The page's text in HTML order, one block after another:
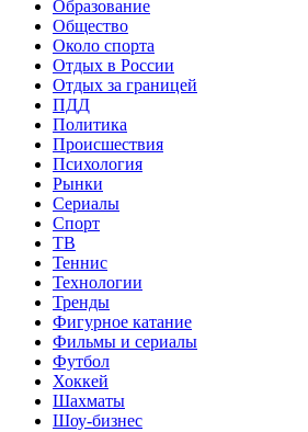
Образование
Общество
Около спорта
Отдых в России
Отдых за границей
ПДД
Политика
Происшествия
Психология
Рынки
Сериалы
Спорт
ТВ
Теннис
Технологии
Тренды
Фигурное катание
Фильмы и сериалы
Футбол
Хоккей
Шахматы
Шоу-бизнес